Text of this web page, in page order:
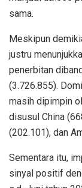
sama.
Meskipun
justru
penerbitan
(3.726.855).
masih dipimpin
disusul China
(202.101), dan
Sementara itu,
sinyal positif